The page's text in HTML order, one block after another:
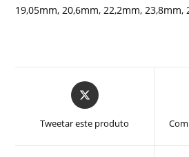
19,05mm, 20,6mm, 22,2mm, 23,8mm,
Abre
em
nova
Tweetar este produto